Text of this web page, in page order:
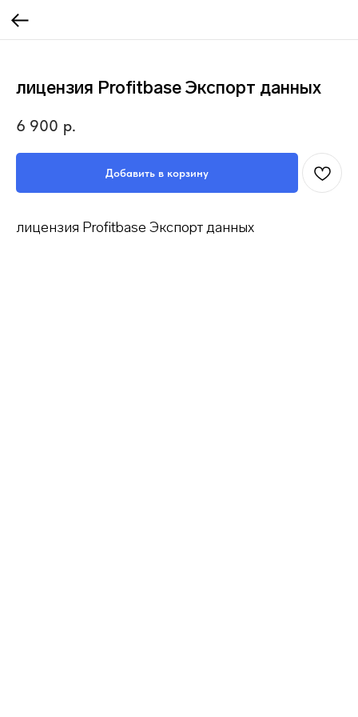
лицензия Profitbase Экспорт данных
6 900 р.
Добавить в корзину
лицензия Profitbase Экспорт данных